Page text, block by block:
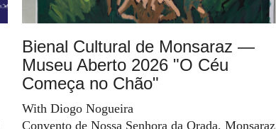
Bienal Cultural de Monsaraz —
Museu Aberto 2026 "O Céu
Começa no Chão"
With Diogo Nogueira
Convento de Nossa Senhora da Orada, Monsaraz